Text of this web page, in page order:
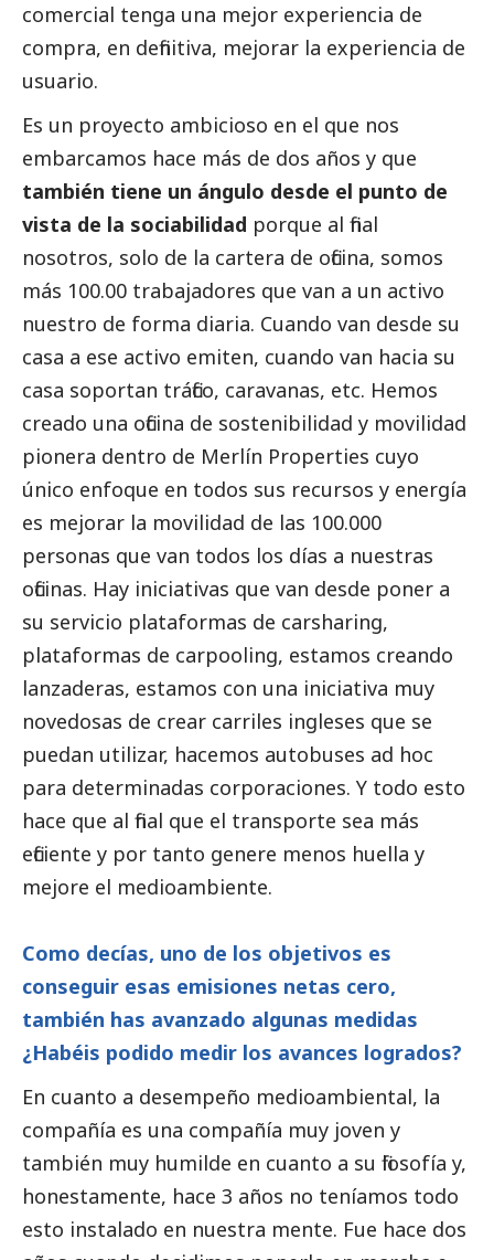
comercial tenga una mejor experiencia de
compra, en definitiva, mejorar la experiencia de
usuario.
Es un proyecto ambicioso en el que nos
embarcamos hace más de dos años y que
también tiene un ángulo desde el punto de
vista de la sociabilidad porque al final
nosotros, solo de la cartera de oficina, somos
más 100.00 trabajadores que van a un activo
nuestro de forma diaria. Cuando van desde su
casa a ese activo emiten, cuando van hacia su
casa soportan tráfico, caravanas, etc. Hemos
creado una oficina de sostenibilidad y movilidad
pionera dentro de Merlín Properties cuyo
único enfoque en todos sus recursos y energía
es mejorar la movilidad de las 100.000
personas que van todos los días a nuestras
oficinas. Hay iniciativas que van desde poner a
su servicio plataformas de carsharing,
plataformas de carpooling, estamos creando
lanzaderas, estamos con una iniciativa muy
novedosas de crear carriles ingleses que se
puedan utilizar, hacemos autobuses ad hoc
para determinadas corporaciones. Y todo esto
hace que al final que el transporte sea más
eficiente y por tanto genere menos huella y
mejore el medioambiente.
Como decías, uno de los objetivos es
conseguir esas emisiones netas cero,
también has avanzado algunas medidas
¿Habéis podido medir los avances logrados?
En cuanto a desempeño medioambiental, la
compañía es una compañía muy joven y
también muy humilde en cuanto a su filosofía y,
honestamente, hace 3 años no teníamos todo
esto instalado en nuestra mente. Fue hace dos